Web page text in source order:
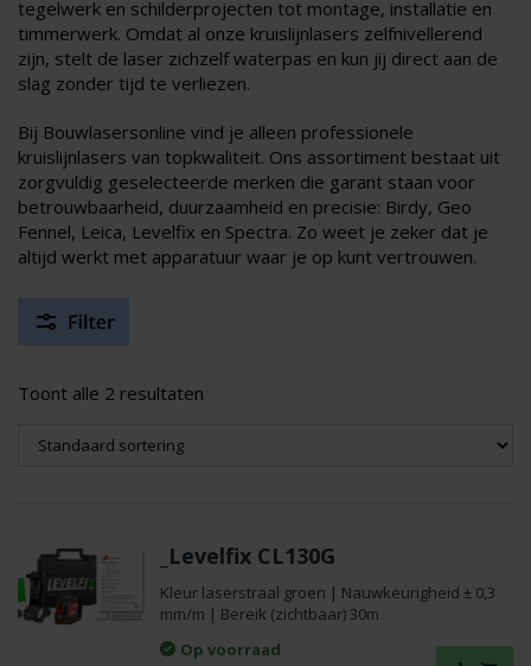
tegelwerk en schilderprojecten tot montage, installatie en
timmerwerk. Omdat al onze kruislijnlasers zelfnivellerend
zijn, stelt de laser zichzelf waterpas en kun jij direct aan de
slag zonder tijd te verliezen.
Bij Bouwlasersonline vind je alleen professionele
kruislijnlasers van topkwaliteit. Ons assortiment bestaat uit
zorgvuldig geselecteerde merken die garant staan voor
betrouwbaarheid, duurzaamheid en precisie: Birdy, Geo
Fennel, Leica, Levelfix en Spectra. Zo weet je zeker dat je
altijd werkt met apparatuur waar je op kunt vertrouwen.
Toont alle 2 resultaten
_Levelfix CL130G
Kleur laserstraal groen | Nauwkeurigheid ± 0,3
mm/m | Bereik (zichtbaar) 30m
Op voorraad